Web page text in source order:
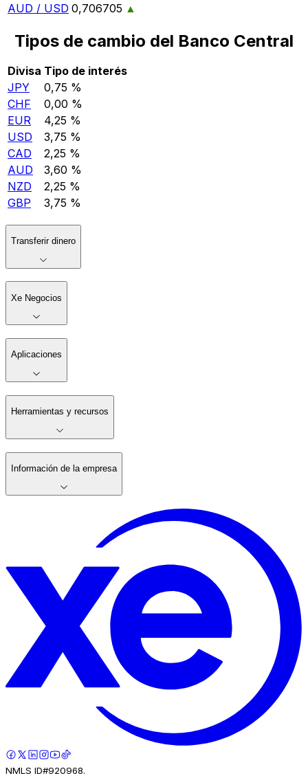
AUD / USD 0,706705 ▲
Tipos de cambio del Banco Central
Divisa Tipo de interés
JPY
0,75 %
CHF
0,00 %
EUR
4,25 %
USD
3,75 %
CAD
2,25 %
AUD
3,60 %
NZD
2,25 %
GBP
3,75 %
Transferir dinero
Xe Negocios
Aplicaciones
Herramientas y recursos
Información de la empresa
NMLS ID#920968.